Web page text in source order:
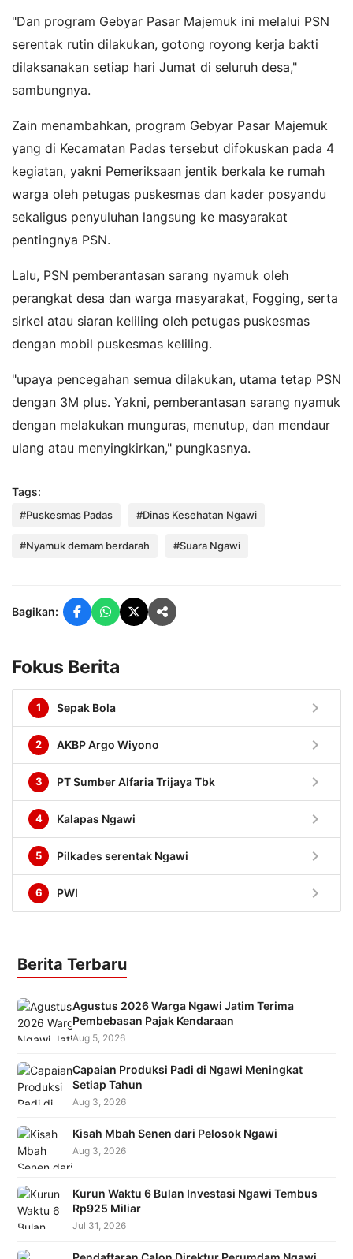
"Dan program Gebyar Pasar Majemuk ini melalui PSN
serentak rutin dilakukan, gotong royong kerja bakti
dilaksanakan setiap hari Jumat di seluruh desa,"
sambungnya.
Zain menambahkan, program Gebyar Pasar Majemuk
yang di Kecamatan Padas tersebut difokuskan pada 4
kegiatan, yakni Pemeriksaan jentik berkala ke rumah
warga oleh petugas puskesmas dan kader posyandu
sekaligus penyuluhan langsung ke masyarakat
pentingnya PSN.
Lalu, PSN pemberantasan sarang nyamuk oleh
perangkat desa dan warga masyarakat, Fogging, serta
sirkel atau siaran keliling oleh petugas puskesmas
dengan mobil puskesmas keliling.
"upaya pencegahan semua dilakukan, utama tetap PSN
dengan 3M plus. Yakni, pemberantasan sarang nyamuk
dengan melakukan munguras, menutup, dan mendaur
ulang atau menyingkirkan," pungkasnya.
Tags:
#Puskesmas Padas #Dinas Kesehatan Ngawi
#Nyamuk demam berdarah #Suara Ngawi
Bagikan:
Fokus Berita
1 Sepak Bola chevron_right
2 AKBP Argo Wiyono chevron_right
3 PT Sumber Alfaria Trijaya Tbk chevron_right
4 Kalapas Ngawi chevron_right
5 Pilkades serentak Ngawi chevron_right
6 PWI chevron_right
Berita Terbaru
Agustus 2026 Warga Ngawi Jatim Terima
Pembebasan Pajak Kendaraan
Aug 5, 2026
Capaian Produksi Padi di Ngawi Meningkat
Setiap Tahun
Aug 3, 2026
Kisah Mbah Senen dari Pelosok Ngawi
Aug 3, 2026
Kurun Waktu 6 Bulan Investasi Ngawi Tembus
Rp925 Miliar
Jul 31, 2026